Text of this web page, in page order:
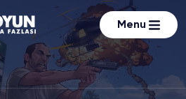
Menu